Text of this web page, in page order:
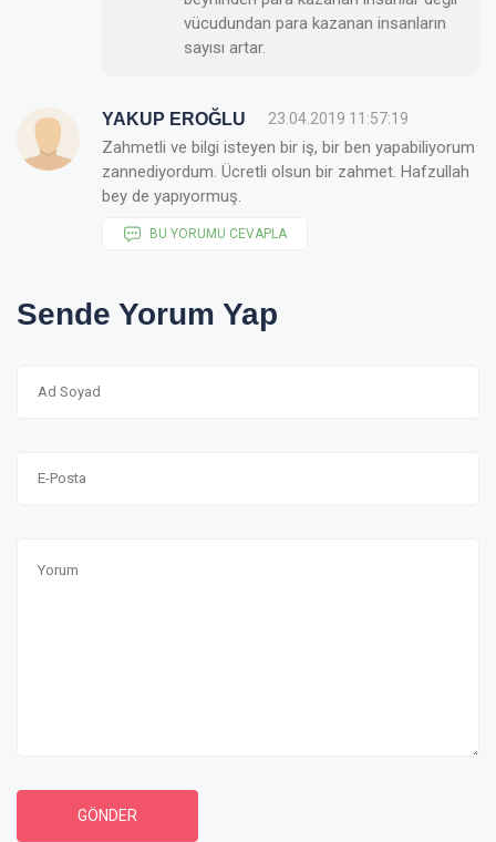
vücudundan para kazanan insanların
sayısı artar.
YAKUP EROĞLU 23.04.2019 11:57:19
Zahmetli ve bilgi isteyen bir iş, bir ben yapabiliyorum
zannediyordum. Ücretli olsun bir zahmet. Hafzullah
bey de yapıyormuş.
BU YORUMU CEVAPLA
Sende Yorum Yap
GÖNDER